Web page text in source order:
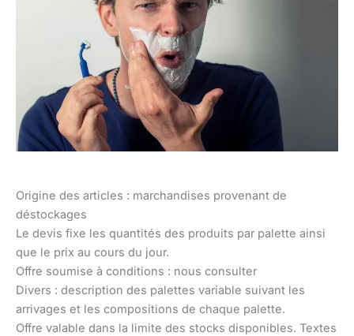
Origine des articles : marchandises provenant de
déstockages
Le devis fixe les quantités des produits par palette ainsi
que le prix au cours du jour.
Offre soumise à conditions : nous consulter
Divers : description des palettes variable suivant les
arrivages et les compositions de chaque palette.
Offre valable dans la limite des stocks disponibles. Textes